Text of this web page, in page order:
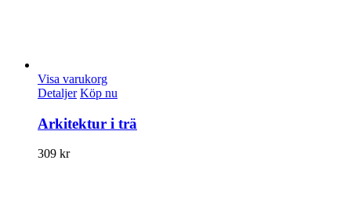
Visa varukorg
Detaljer Köp nu
Arkitektur i trä
309 kr